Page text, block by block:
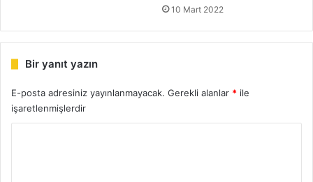
10 Mart 2022
Bir yanıt yazın
E-posta adresiniz yayınlanmayacak. Gerekli alanlar * ile
işaretlenmişlerdir